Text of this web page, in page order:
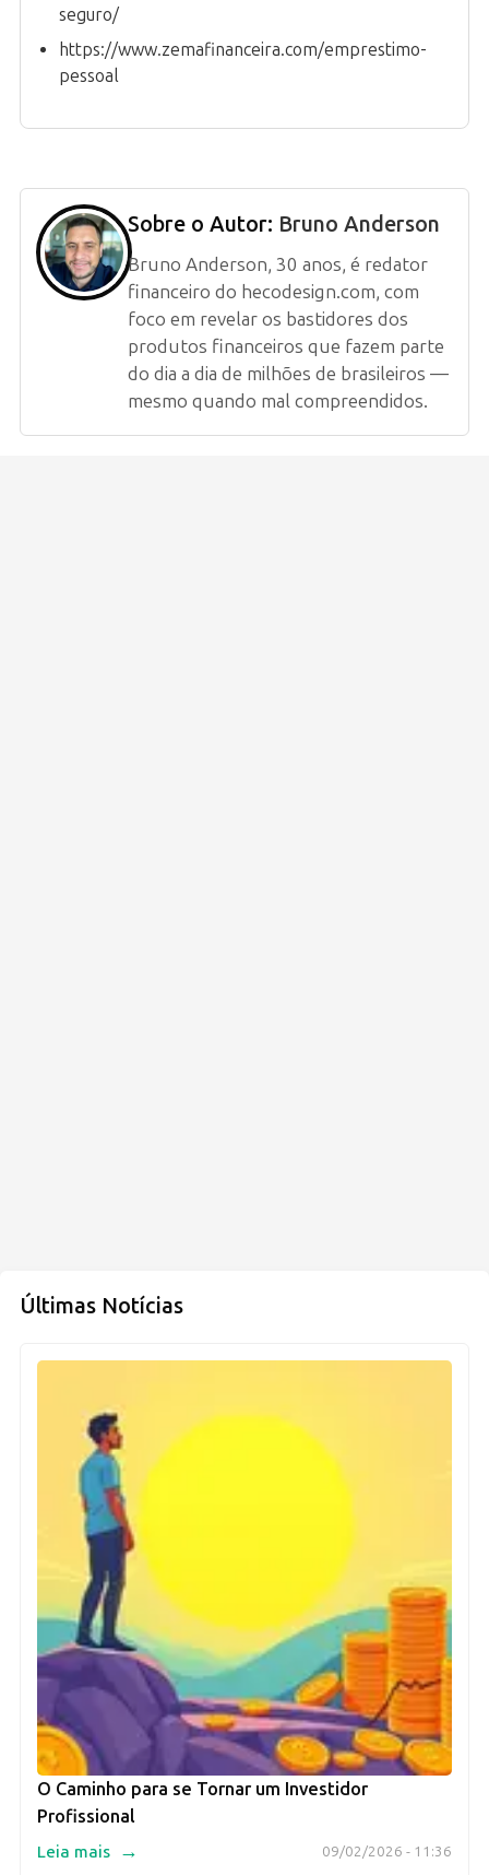
seguro/
https://www.zemafinanceira.com/emprestimo-
pessoal
Sobre o Autor: Bruno Anderson
Bruno Anderson, 30 anos, é redator
financeiro do hecodesign.com, com
foco em revelar os bastidores dos
produtos financeiros que fazem parte
do dia a dia de milhões de brasileiros —
mesmo quando mal compreendidos.
Últimas Notícias
O Caminho para se Tornar um Investidor
Profissional
09/02/2026 - 11:36
Leia mais →